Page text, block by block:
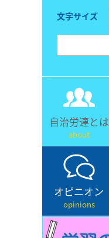
文字サイズ
自治労連とは
about
オピニオン
opinions